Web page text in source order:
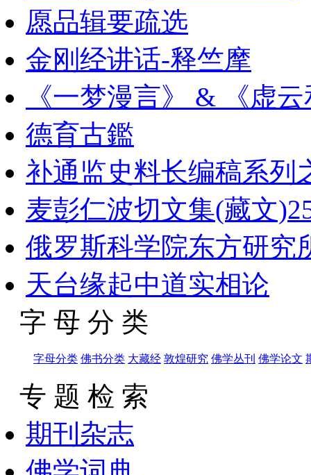
愿品辑要疏选
金刚经讲话-释竺摩
《一梦漫言》 & 《虚
德育古鑑
补通监史料长编稿系列
麦彭仁波切文集(藏文
俄罗斯科学院东方研
天台缘起中道实相论
字 母 分 类
字母分类 佛书分类 大藏经 敦煌研究 佛学丛刊 佛学论文
专 题 检 索
期刊杂志